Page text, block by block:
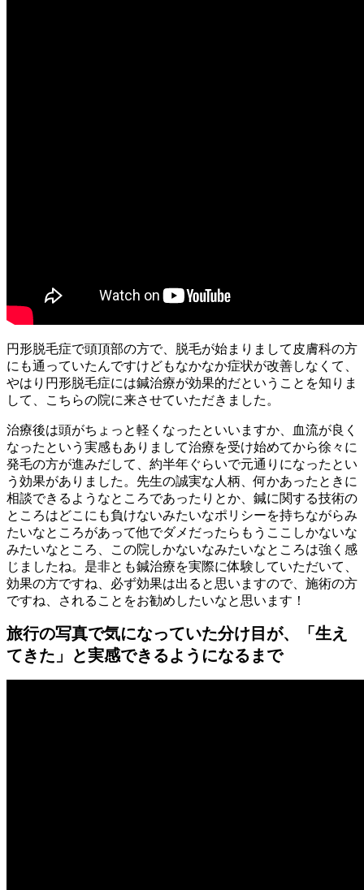
円形脱毛症で頭頂部の方で、脱毛が始まりまして皮膚科の方
にも通っていたんですけどもなかなか症状が改善しなくて、
やはり円形脱毛症には鍼治療が効果的だということを知りま
して、こちらの院に来させていただきました。
治療後は頭がちょっと軽くなったといいますか、血流が良く
なったという実感もありまして治療を受け始めてから徐々に
発毛の方が進みだして、約半年ぐらいで元通りになったとい
う効果がありました。先生の誠実な人柄、何かあったときに
相談できるようなところであったりとか、鍼に関する技術の
ところはどこにも負けないみたいなポリシーを持ちながらみ
たいなところがあって他でダメだったらもうここしかないな
みたいなところ、この院しかないなみたいなところは強く感
じましたね。是非とも鍼治療を実際に体験していただいて、
効果の方ですね、必ず効果は出ると思いますので、施術の方
ですね、されることをお勧めしたいなと思います！
旅行の写真で気になっていた分け目が、「生え
てきた」と実感できるようになるまで